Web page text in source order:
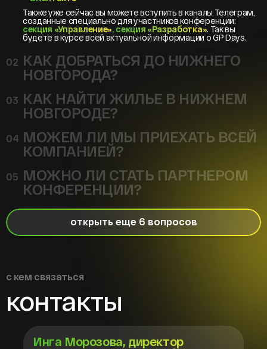
Также уже сейчас вы можете вступить в каналы Телеграм,
созданные специально для участников конференции:
секция «Управление», секция «Разработка». Так вы
будете в курсе всей актуальной информации о GP Days.
02 КАК ДОБРАТЬСЯ ДО НИЖНЕГО
НОВГОРОДА?
03 КАК НАЙТИ ЖИЛЬЕ В НИЖНЕМ
НОВГОРОДЕ?
04 МОЖЕМ ЛИ МЫ ПРИЕХАТЬ ВСЕЙ
КОМПАНИЕЙ?
05 МОЖНО ЛИ СТАТЬ ПАРТНЕРОМ
КОНФЕРЕНЦИИ?
открыть еще 6 вопросов
с кем связаться
контакты
Инга Морозова, директор